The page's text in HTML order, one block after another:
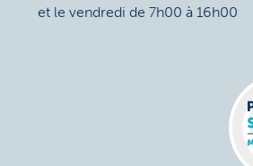
et le vendredi de 7h00 à 16h00